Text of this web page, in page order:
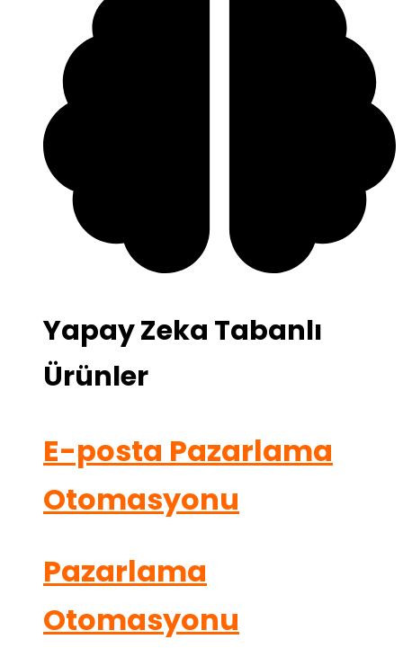
Yapay Zeka Tabanlı
Ürünler
E-posta Pazarlama
Otomasyonu
Pazarlama
Otomasyonu